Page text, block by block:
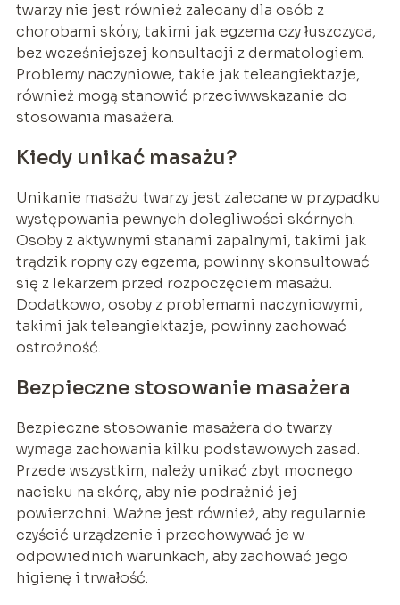
twarzy nie jest również zalecany dla osób z
chorobami skóry, takimi jak egzema czy łuszczyca,
bez wcześniejszej konsultacji z dermatologiem.
Problemy naczyniowe, takie jak teleangiektazje,
również mogą stanowić przeciwwskazanie do
stosowania masażera.
Kiedy unikać masażu?
Unikanie masażu twarzy jest zalecane w przypadku
występowania pewnych dolegliwości skórnych.
Osoby z aktywnymi stanami zapalnymi, takimi jak
trądzik ropny czy egzema, powinny skonsultować
się z lekarzem przed rozpoczęciem masażu.
Dodatkowo, osoby z problemami naczyniowymi,
takimi jak teleangiektazje, powinny zachować
ostrożność.
Bezpieczne stosowanie masażera
Bezpieczne stosowanie masażera do twarzy
wymaga zachowania kilku podstawowych zasad.
Przede wszystkim, należy unikać zbyt mocnego
nacisku na skórę, aby nie podrażnić jej
powierzchni. Ważne jest również, aby regularnie
czyścić urządzenie i przechowywać je w
odpowiednich warunkach, aby zachować jego
higienę i trwałość.